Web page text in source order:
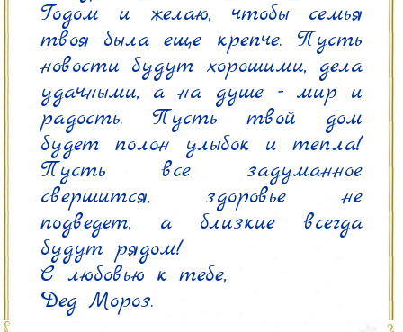
Годом и желаю, чтобы семья
твоя была еще крепче. Пусть
новости будут хорошими, дела
удачными, а на душе - мир и
радость. Пусть твой дом
будет полон улыбок и тепла!
Пусть все задуманное
свершится, здоровье не
подведет, а близкие всегда
будут рядом!
С любовью к тебе,
Дед Мороз.